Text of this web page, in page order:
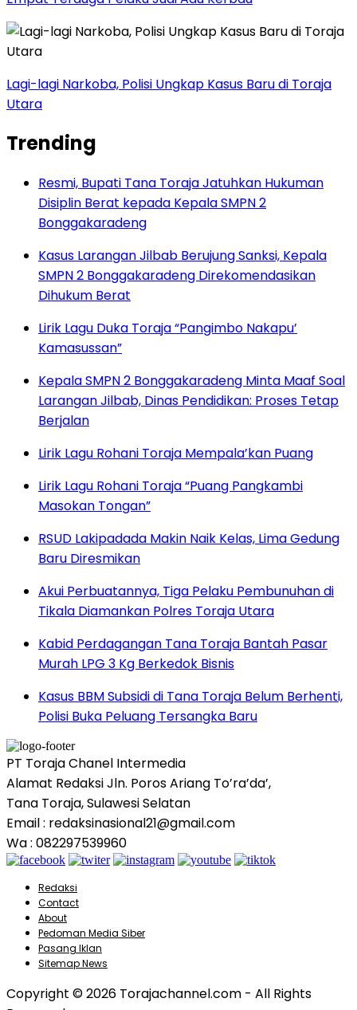
Lagi-lagi Narkoba, Polisi Ungkap Kasus Baru di Toraja
Utara
Trending
Resmi, Bupati Tana Toraja Jatuhkan Hukuman
Disiplin Berat kepada Kepala SMPN 2
Bonggakaradeng
Kasus Larangan Jilbab Berujung Sanksi, Kepala
SMPN 2 Bonggakaradeng Direkomendasikan
Dihukum Berat
Lirik Lagu Duka Toraja “Pangimbo Nakapu’
Kamasussan”
Kepala SMPN 2 Bonggakaradeng Minta Maaf Soal
Larangan Jilbab, Dinas Pendidikan: Proses Tetap
Berjalan
Lirik Lagu Rohani Toraja Mempala’kan Puang
Lirik Lagu Rohani Toraja “Puang Pangkambi
Masokan Tongan”
RSUD Lakipadada Makin Naik Kelas, Lima Gedung
Baru Diresmikan
Akui Perbuatannya, Tiga Pelaku Pembunuhan di
Tikala Diamankan Polres Toraja Utara
Kabid Perdagangan Tana Toraja Bantah Pasar
Murah LPG 3 Kg Berkedok Bisnis
Kasus BBM Subsidi di Tana Toraja Belum Berhenti,
Polisi Buka Peluang Tersangka Baru
PT Toraja Chanel Intermedia
Alamat Redaksi Jln. Poros Ariang To’ra’da’,
Tana Toraja, Sulawesi Selatan
Email : redaksinasional21@gmail.com
Wa : 082297539960
Redaksi
Contact
About
Pedoman Media Siber
Pasang Iklan
Sitemap News
Copyright © 2026 Torajachannel.com - All Rights